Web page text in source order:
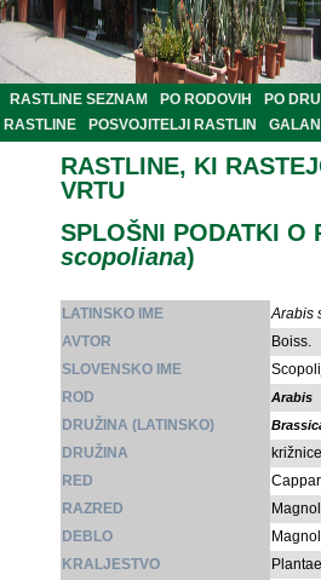
RASTLINE SEZNAM PO RODOVIH PO
RASTLINE
POSVOJITELJI RASTLIN
RASTLINE, KI
VRTU
SPLOŠNI PODATKI O
scopoliana)
LATINSKO IME
Arabis
AVTOR
Boiss.
SLOVENSKO IME
ROD
Arabis
DRUŽINA (LATINSKO)
DRUŽINA
križnice
RED
RAZRED
DEBLO
KRALJESTVO
Plantae